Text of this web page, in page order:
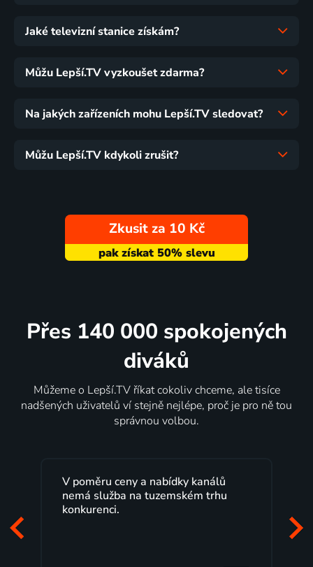
Jaké televizní stanice získám?
Můžu Lepší.TV vyzkoušet zdarma?
Na jakých zařízeních mohu Lepší.TV sledovat?
Můžu Lepší.TV kdykoli zrušit?
Zkusit za 10 Kč
Přes 140 000 spokojených
diváků
Můžeme o Lepší.TV říkat cokoliv chceme, ale tisíce
nadšených uživatelů ví stejně nejlépe, proč je pro ně tou
správnou volbou.
Lepší.TV sleduji už několik let s
maximální spokojeností. Velký výběr
začátek programu, to je přesně to, co